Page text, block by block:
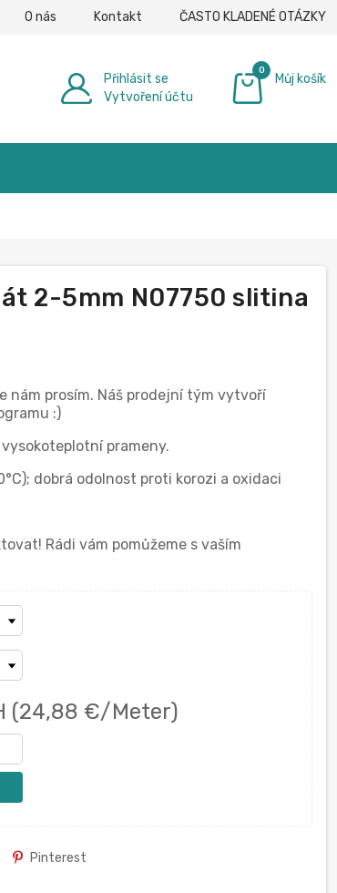
O nás Kontakt ČASTO KLADENÉ OTÁZKY
Přihlásit se
Vytvoření účtu
0
Můj košík
2-5mm N07750 slitina
nám prosím. Náš prodejní tým vytvoří
:)
prameny.
dobrá odolnost proti korozi a oxidaci
Rádi vám pomůžeme s vaším
(24,88 €/Meter)
Pinterest